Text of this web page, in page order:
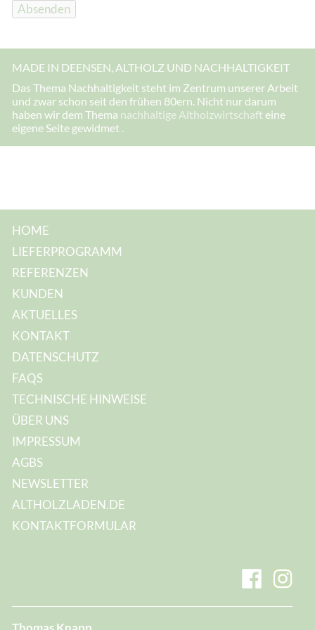
rAbsenden
MADE IN DEENSEN, ALTHOLZ UND NACHHALTIGKEIT
Das Thema Nachhaltigkeit steht im Zentrum unserer Arbeit
und zwar schon seit den frühen 80ern. Nicht nur darum
haben wir dem Thema nachhaltige Altholzwirtschaft eine
eigene Seite gewidmet .
HOME
LIEFERPROGRAMM
REFERENZEN
KUNDEN
AKTUELLES
KONTAKT
DATENSCHUTZ
FAQS
TECHNISCHE HINWEISE
ÜBER UNS
IMPRESSUM
AGBS
NEWSLETTER
ALTHOLZLADEN.DE
KONTAKTFORMULAR